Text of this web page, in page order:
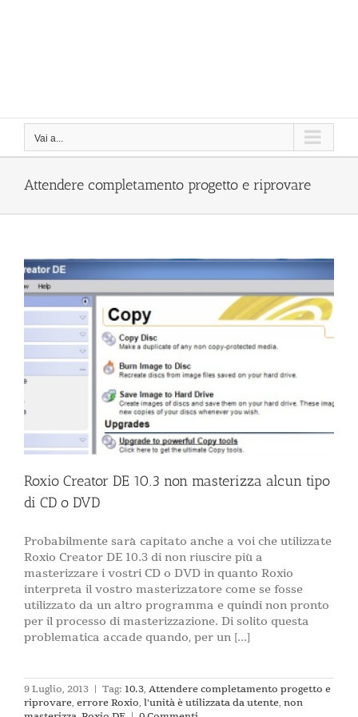
Vai a...
Attendere completamento progetto e riprovare
Roxio Creator DE 10.3 non masterizza alcun tipo
di CD o DVD
Probabilmente sarà capitato anche a voi che utilizzate
Roxio Creator DE 10.3 di non riuscire più a
masterizzare i vostri CD o DVD in quanto Roxio
interpreta il vostro masterizzatore come se fosse
utilizzato da un altro programma e quindi non pronto
per il processo di masterizzazione. Di solito questa
problematica accade quando, per un [...]
9 Luglio, 2013 | Tag: 10.3, Attendere completamento progetto e
riprovare, errore Roxio, l'unità è utilizzata da utente, non